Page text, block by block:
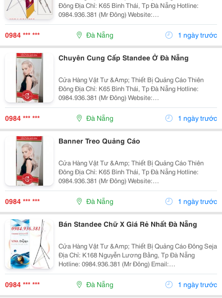
Đông Địa Chỉ: K65 Bình Thái, Tp Đà Nẵng Hotline:
0984.936.381 (Mr Đông) Website:
Http://Gianhangvn.com/Standeedn Email:
Standeedn@Gmail.com Standee Chữ X A5 Là Loại
Banner Treo Qu
0984 *** *** Đà Nẵng 1 ngày trước
Chuyên Cung Cấp Standee Ở Đà Nẵng
Cửa Hàng Vật Tư &Amp; Thiết Bị Quảng Cáo Thiên
Đông Địa Chỉ: K65 Bình Thái, Tp Đà Nẵng Hotline:
0984.936.381 (Mr Đông) Website:
Http://Gianhangvn.com/Standeedn Email:
Standeedn@Gmail.com Standee Chữ X A5 Là Loại
Banner Treo Quảng Cáo Đ
0984 *** *** Đà Nẵng 1 ngày trước
Banner Treo Quảng Cáo
Cửa Hàng Vật Tư &Amp; Thiết Bị Quảng Cáo Thiên
Đông Địa Chỉ: K65 Bình Thái, Tp Đà Nẵng Hotline:
0984.936.381 (Mr Đông) Website:
Http://Gianhangvn.com/Standeedn Email:
Standeedn@Gmail.com Standee Chữ X A5 Là Loại
Banner Treo Quảng Cá
0984 *** *** Đà Nẵng 1 ngày trước
Bán Standee Chữ X Giá Rẻ Nhất Đà Nẵng
Cửa Hàng Vật Tư &Amp; Thiết Bị Quảng Cáo Đông Seja
Địa Chỉ: K168 Nguyễn Lương Bằng, Tp Đà Nẵng
Hotline: 0984.936.381 (Mr Đông) Email:
Standeedn@Gmail.com Facebook:
Https://Www.facebook.com/Standeedn?Fref=Ts
Standee Chữ X A5 Là Loại
0984 *** *** Đà Nẵng 1 ngày trước